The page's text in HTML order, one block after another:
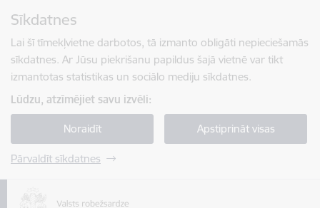
Sīkdatnes
Lai šī tīmekļvietne darbotos, tā izmanto obligāti nepieciešamās
sīkdatnes. Ar Jūsu piekrišanu papildus šajā vietnē var tikt
izmantotas statistikas un sociālo mediju sīkdatnes.
Lūdzu, atzīmējiet savu izvēli:
Noraidīt Apstiprināt visas
Pārvaldīt sīkdatnes